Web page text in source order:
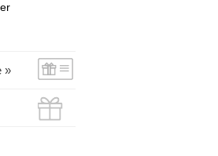
»